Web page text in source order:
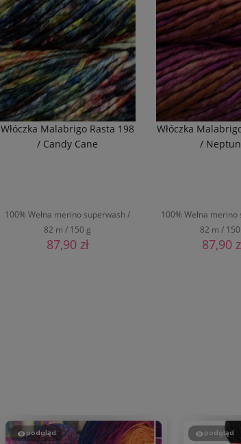
Włóczka Malabrigo Rasta 198
/ Candy Cane
100% Wełna merino superwash /
82 m / 150 g
87,90 zł
Włóczka
/
100% Wełna
82 m /
87,90
podgląd podgląd